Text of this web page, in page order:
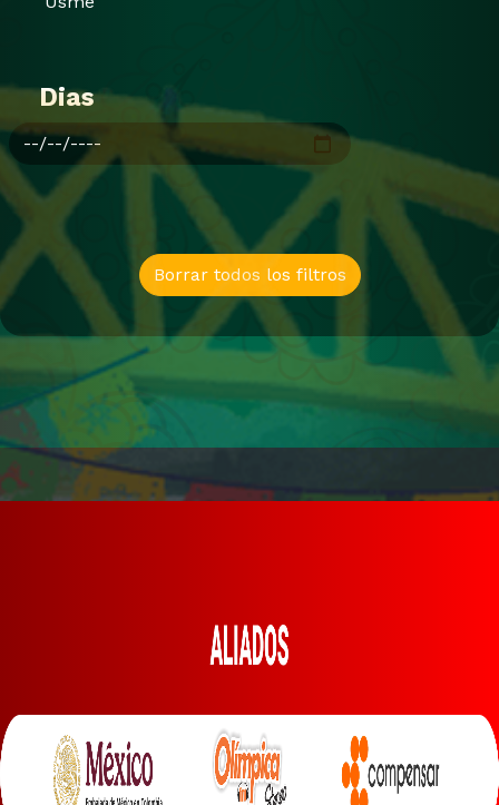
Dias
Borrar todos los filtros